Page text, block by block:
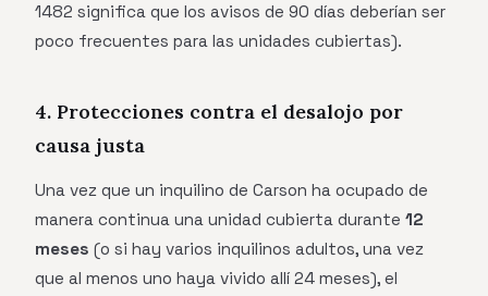
1482 significa que los avisos de 90 días deberían ser
poco frecuentes para las unidades cubiertas).
4. Protecciones contra el desalojo por
causa justa
Una vez que un inquilino de Carson ha ocupado de
manera continua una unidad cubierta durante 12
meses (o si hay varios inquilinos adultos, una vez
que al menos uno haya vivido allí 24 meses), el